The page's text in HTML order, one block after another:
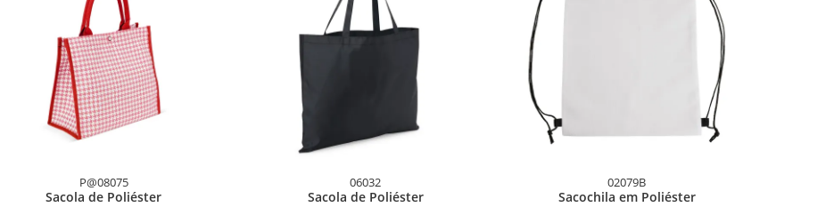
P@08075
Sacola de Poliéster
06032
Sacola de Poliéster
02079B
Sacochila em Poliéster